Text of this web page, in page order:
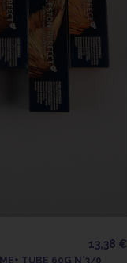
13,38 €
TUBE 60G N°3/0